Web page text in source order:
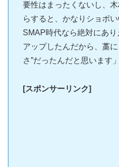
要性はまったくないし、
らすると、かなりショボ
SMAP時代なら絶対にあ
アップしたんだから、藁
さ”だったんだと思います
[スポンサーリンク]